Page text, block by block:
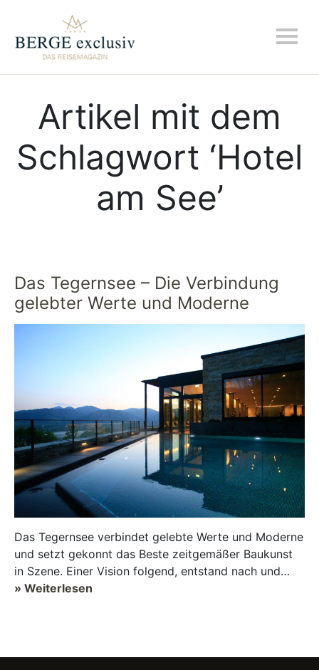
Artikel mit dem
Schlagwort ‘Hotel
am See’
Das Tegernsee – Die Verbindung
gelebter Werte und Moderne
Das Tegernsee verbindet gelebte Werte und Moderne
und setzt gekonnt das Beste zeitgemäßer Baukunst
in Szene. Einer Vision folgend, entstand nach und
nach ein Gesamtkonzept, das sowo...
» Weiterlesen